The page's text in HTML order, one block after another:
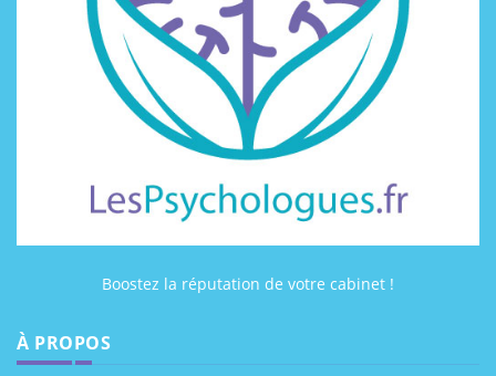
Boostez la réputation de votre cabinet !
À PROPOS